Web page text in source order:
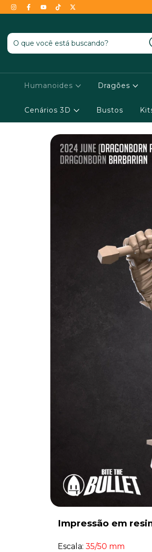
as condições !
Humanoides Dragões
Cenários 3D Bustos
Impressão em
Escala: 35/50 mm